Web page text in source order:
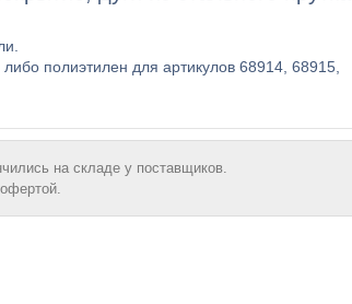
полиэтилен для артикулов 68914, 68915,
на складе у поставщиков.